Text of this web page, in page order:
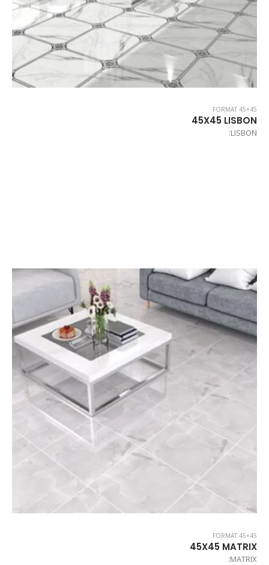
FORMAT 45×45
45X45 LISBON
LISBON:
FORMAT 45×45
45X45 MATRIX
MATRIX: